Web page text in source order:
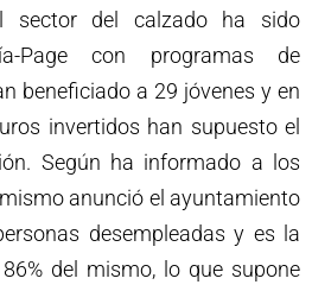
sector del calzado ha sido
Page con programas de
beneficiado a 29 jóvenes y en
invertidos han supuesto el
Según ha informado a los
anunció el ayuntamiento
desempleadas y es la
del mismo, lo que supone